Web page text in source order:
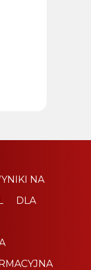
NA
DLA